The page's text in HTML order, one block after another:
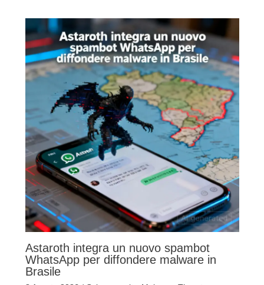
Astaroth integra un nuovo spambot
WhatsApp per diffondere malware in
Brasile